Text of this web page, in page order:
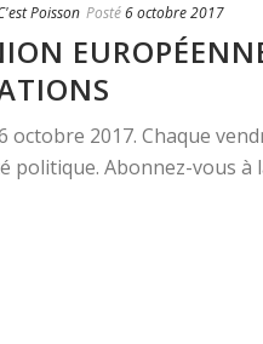
Poisson Posté6 octobre 2017
octobre 2017. Chaque
politique. Abonnez-vous à